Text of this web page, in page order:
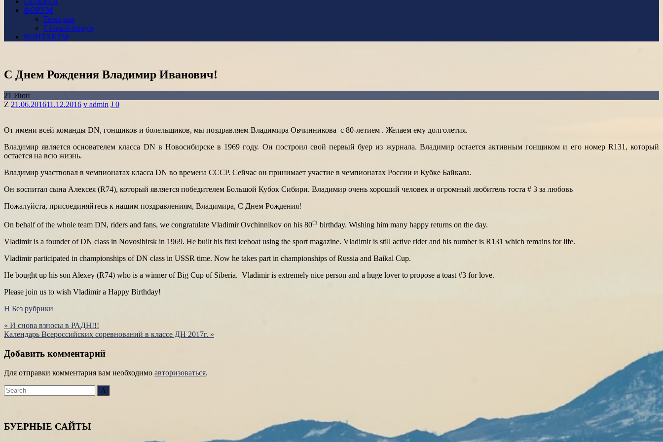
ФОРУМ
Телеграм
Старый форум
КОНТАКТЫ
С Днем Рождения Владимир Иванович!
21 Июн
Posted
21.06.201611.12.2016Author
admin 0
От имени всей команды DN, гонщиков и болельщиков, мы поздравляем Владимира Овчинникова с 80-летием . Желаем ему долголетия.
Владимир является основателем класса DN в Новосибирске в 1969 году. Он построил свой первый буер из журнала. Владимир остается активным гонщиком и его номер R131, который
остается на всю жизнь.
Владимир участвовал в чемпионатах класса DN во времена СССР. Сейчас он принимает участие в чемпионатах России и Кубке Байкала.
Он воспитал сына Алексея (R74), который является победителем Большой Кубок Сибири. Владимир очень хороший человек и огромный любитель тоста # 3 за любовь
Пожалуйста, присоединяйтесь к нашим поздравлениям, Владимира, С Днем Рождения!
On behalf of the whole team DN, riders and fans, we congratulate Vladimir Ovchinnikov on his 80th birthday. Wishing him many happy returns on the day.
Vladimir is a founder of DN class in Novosibirsk in 1969. He built his first iceboat using the sport magazine. Vladimir is still active rider and his number is R131 which remains for life.
Vladimir participated in championships of DN class in USSR time. Now he takes part in championships of Russia and Baikal Cup.
He bought up his son Alexey (R74) who is a winner of Big Cup of Siberia. Vladimir is extremely nice person and a huge lover to propose a toast #3 for love.
Please join us to wish Vladimir a Happy Birthday!
Без рубрики
Навигация
по
записям
« И снова взносы в РАДН!!!
Календарь Всероссийских соревнований в классе ДН 2017г. »
Добавить комментарий
Для отправки комментария вам необходимо авторизоваться.
Search
for:
Search
БУЕРНЫЕ САЙТЫ